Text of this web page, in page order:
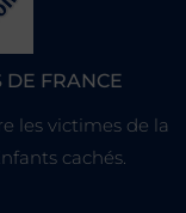
DE FRANCE
les victimes de la
cachés.